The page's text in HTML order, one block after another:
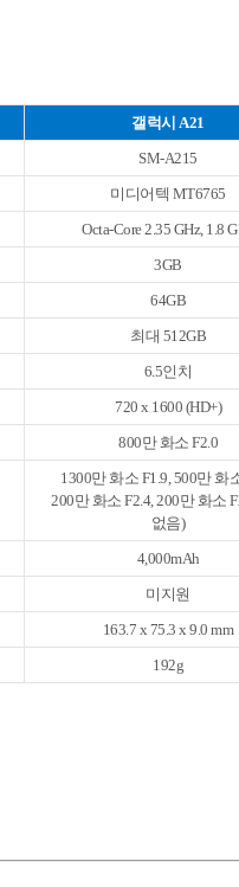
갤럭시 A21
SM-A215
미디어텍 MT6765
Octa-Core 2.35 GHz, 1.8
3GB
64GB
최대 512GB
6.5인치
720 x 1600 (HD+)
800만 화소 F2.0
1300만 화소 F1.9, 500만 화
200만 화소 F2.4, 200만 화소
없음)
4,000mAh
미지원
163.7 x 75.3 x 9.0 mm
192g